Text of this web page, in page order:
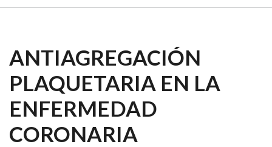
ANTIAGREGACIÓN
PLAQUETARIA EN LA
ENFERMEDAD
CORONARIA